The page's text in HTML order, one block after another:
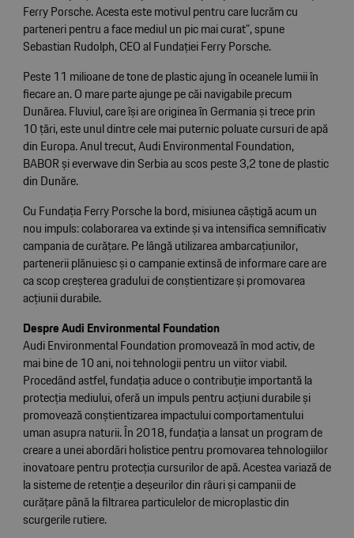
Ferry Porsche. Acesta este motivul pentru care lucrăm cu
parteneri pentru a face mediul un pic mai curat”, spune
Sebastian Rudolph, CEO al Fundației Ferry Porsche.
Peste 11 milioane de tone de plastic ajung în oceanele lumii în
fiecare an. O mare parte ajunge pe căi navigabile precum
Dunărea. Fluviul, care își are originea în Germania și trece prin
10 țări, este unul dintre cele mai puternic poluate cursuri de apă
din Europa. Anul trecut, Audi Environmental Foundation,
BABOR și everwave din Serbia au scos peste 3,2 tone de plastic
din Dunăre.
Cu Fundația Ferry Porsche la bord, misiunea câștigă acum un
nou impuls: colaborarea va extinde și va intensifica semnificativ
campania de curățare. Pe lângă utilizarea ambarcațiunilor,
partenerii plănuiesc și o campanie extinsă de informare care are
ca scop creșterea gradului de conștientizare și promovarea
acțiunii durabile.
Despre Audi Environmental Foundation
Audi Environmental Foundation promovează în mod activ, de
mai bine de 10 ani, noi tehnologii pentru un viitor viabil.
Procedând astfel, fundația aduce o contribuție importantă la
protecția mediului, oferă un impuls pentru acțiuni durabile și
promovează conștientizarea impactului comportamentului
uman asupra naturii. În 2018, fundația a lansat un program de
creare a unei abordări holistice pentru promovarea tehnologiilor
inovatoare pentru protecția cursurilor de apă. Acestea variază de
la sisteme de retenție a deșeurilor din râuri și campanii de
curățare până la filtrarea particulelor de microplastic din
scurgerile rutiere.